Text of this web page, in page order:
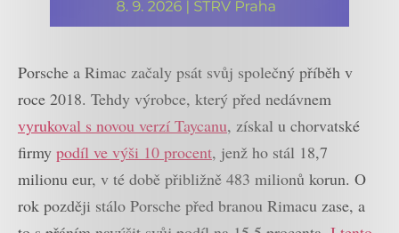
Porsche a Rimac začaly psát svůj společný příběh v
roce 2018. Tehdy výrobce, který před nedávnem
vyrukoval s novou verzí Taycanu, získal u chorvatské
firmy podíl ve výši 10 procent, jenž ho stál 18,7
milionu eur, v té době přibližně 483 milionů korun. O
rok později stálo Porsche před branou Rimacu zase, a